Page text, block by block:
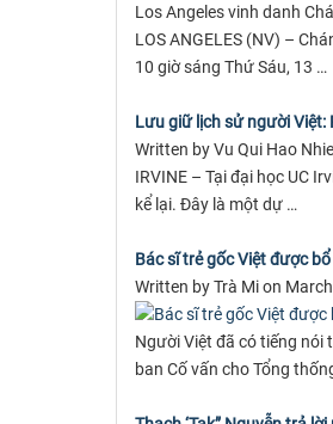
Los Angeles vinh danh
LOS ANGELES (NV) –
10 giờ sáng Thứ Sáu, 13 …
Lưu giữ lịch sử người Việt:
Written by Vu Qui Hao
IRVINE – Tại đại học UC
kể lại. Ðây là một dự …
Bác sĩ trẻ gốc Việt được
Written by Trà Mi on
Người Việt đã có tiếng nói
ban Cố vấn cho Tổng